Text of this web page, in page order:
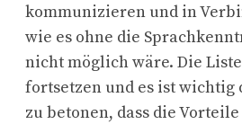
kommunizieren und in
wie es ohne die
nicht möglich wäre. Die
fortsetzen und es ist wichtig
zu betonen, dass die